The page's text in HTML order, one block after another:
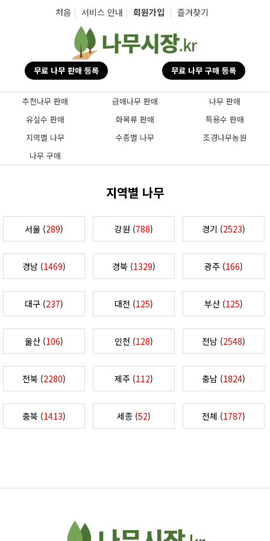
처음 | 서비스 안내 | 회원가입 | 즐겨찾기
무료 나무 판매 등록 무료 나무 구매 등록
추천나무 판매 급매나무 판매
나무 판매
유실수 판매
화목류 판매
특용수 판매
지역별 나무
수종별 나무
조경나무농원
나무 구매
지역별 나무
서울 (289) 강원 (788) 경기 (2523)
경남 (1469) 경북 (1329) 광주 (166)
대구 (237) 대전 (125) 부산 (125)
울산 (106) 인천 (128) 전남 (2548)
전북 (2280) 제주 (112) 충남 (1824)
충북 (1413) 세종 (52) 전체 (1787)